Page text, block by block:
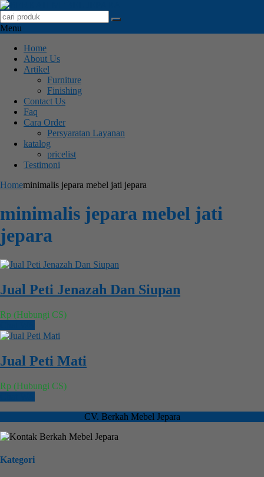
Menu
Home
About Us
Artikel
Furniture
Finishing
Contact Us
Faq
Cara Order
Persyaratan Layanan
katalog
pricelist
Testimoni
Homeminimalis jepara mebel jati jepara
minimalis jepara mebel jati
jepara
Jual Peti Jenazah Dan Siupan
Rp (Hubungi CS)
Jual Peti Mati
Rp (Hubungi CS)
CV. Berkah Mebel Jepara
Kategori